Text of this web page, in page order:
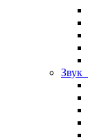
Звук